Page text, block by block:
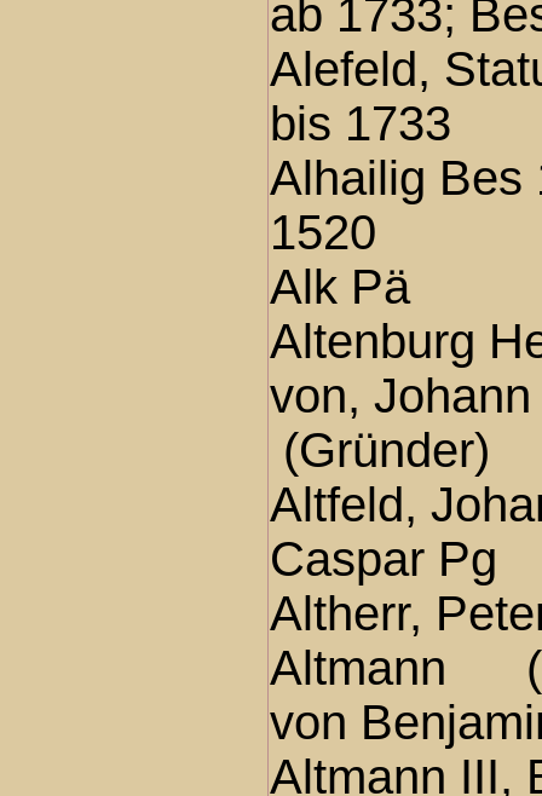
ab 1733;
Alefeld,
bis 1733
Alhailig Bes
1520
Alk Pä
Altenburg
von, Johann
(Gründer)
Altfeld,
Caspar Pg
Altherr,
Altmann
von
Altmann III,